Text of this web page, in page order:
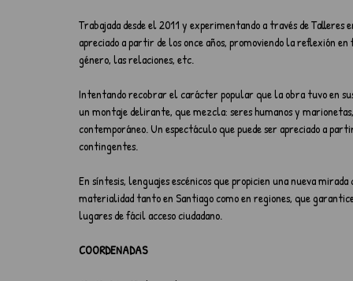
Trabajada desde el 2011 y experimentando a través de
apreciado a partir de los once años, promoviendo la reflexión
género, las relaciones, etc.
Intentando recobrar el carácter popular que la obra tuvo en
un montaje delirante, que mezcla: seres humanos y
contemporáneo. Un espectáculo que puede ser apreciado a
contingentes.
En síntesis, lenguajes escénicos que propicien una nueva
materialidad tanto en Santiago como en regiones, que
lugares de fácil acceso ciudadano.
COORDENADAS